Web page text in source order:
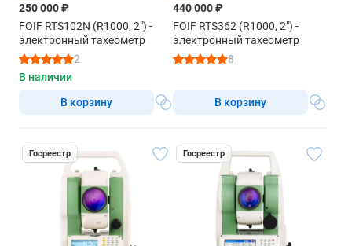
250 000 ₽
FOIF RTS102N (R1000, 2") -
электронный тахеометр
2
В наличии
В корзину
440 000 ₽
FOIF RTS362 (R1000, 2") -
электронный тахеометр
8
В корзину
Госреестр Госреестр